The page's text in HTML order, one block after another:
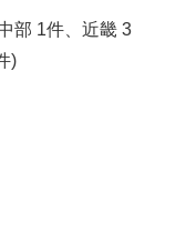
部 1件、近畿 3
)